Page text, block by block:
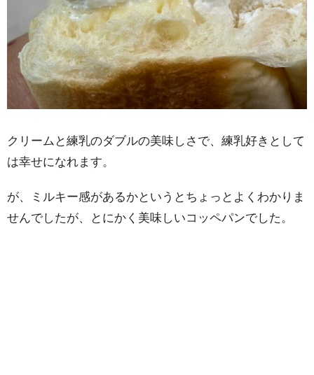
クリームと練乳のダブルの美味しさで、練乳好きとして
は幸せになれます。
が、ミルキー感があるかというとちょっとよくわかりま
せんでしたが、とにかく美味しいコッペパンでした。